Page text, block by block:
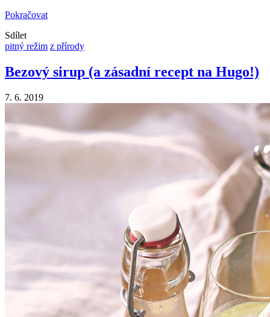
Pokračovat
Sdílet
pitný režim z přírody
Bezový sirup (a zásadní recept na Hugo!)
7. 6. 2019